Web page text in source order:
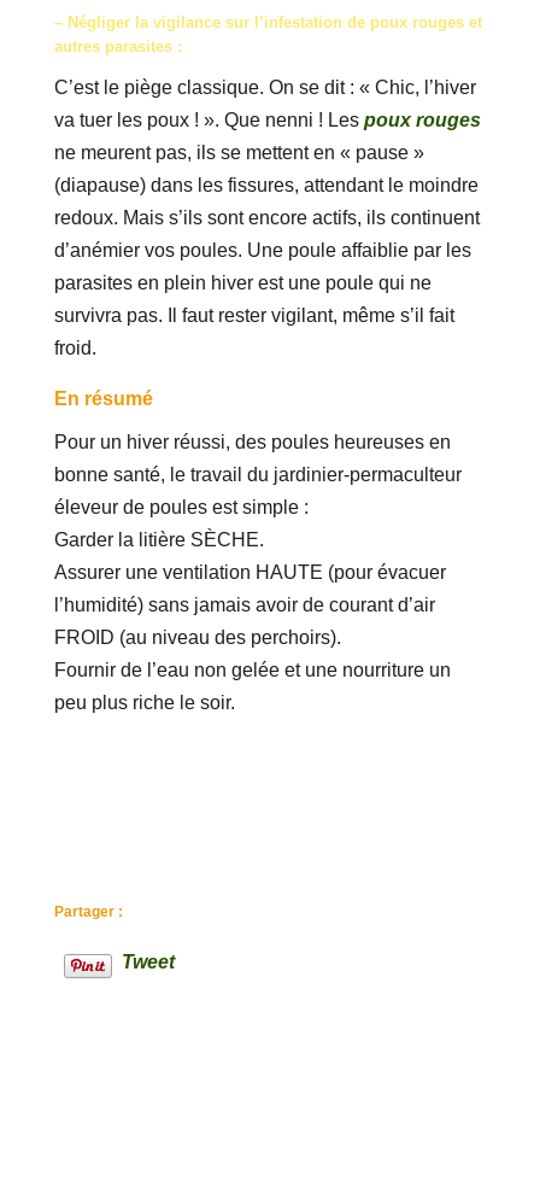
– Négliger la vigilance sur l’infestation de poux rouges et
autres parasites :
C’est le piège classique. On se dit : « Chic, l’hiver
va tuer les poux ! ». Que nenni ! Les poux rouges
ne meurent pas, ils se mettent en « pause »
(diapause) dans les fissures, attendant le moindre
redoux. Mais s’ils sont encore actifs, ils continuent
d’anémier vos poules. Une poule affaiblie par les
parasites en plein hiver est une poule qui ne
survivra pas. Il faut rester vigilant, même s’il fait
froid.
En résumé
Pour un hiver réussi, des poules heureuses en
bonne santé, le travail du jardinier-permaculteur
éleveur de poules est simple :
Garder la litière SÈCHE.
Assurer une ventilation HAUTE (pour évacuer
l’humidité) sans jamais avoir de courant d’air
FROID (au niveau des perchoirs).
Fournir de l’eau non gelée et une nourriture un
peu plus riche le soir.
Partager :
Tweet